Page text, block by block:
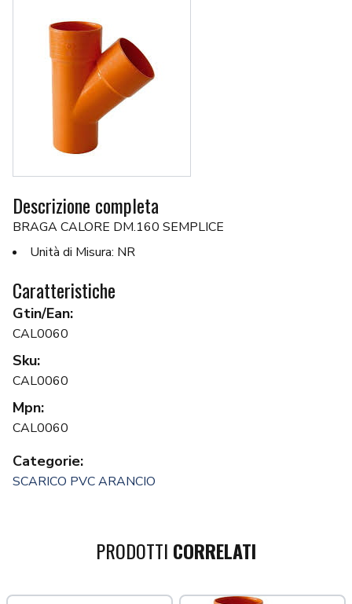
Descrizione completa
BRAGA CALORE DM.160 SEMPLICE
Unità di Misura: NR
Caratteristiche
Gtin/Ean:
CAL0060
Sku:
CAL0060
Mpn:
CAL0060
Categorie:
SCARICO PVC ARANCIO
PRODOTTI CORRELATI